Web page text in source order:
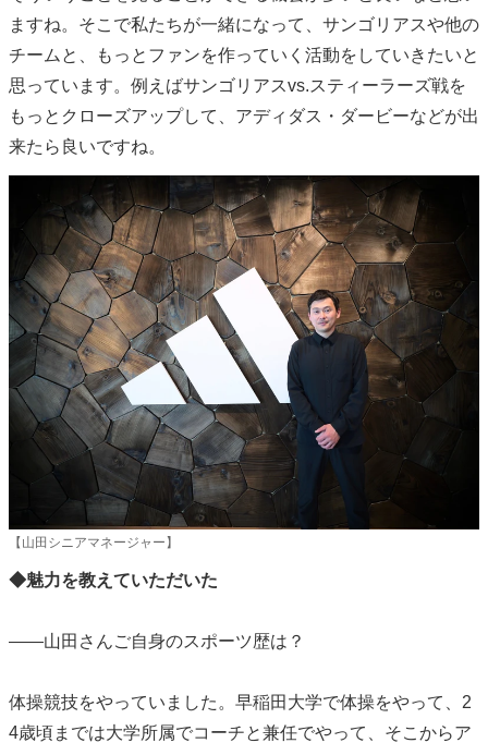
ますね。そこで私たちが一緒になって、サンゴリアスや他の
チームと、もっとファンを作っていく活動をしていきたいと
思っています。例えばサンゴリアスvs.スティーラーズ戦を
もっとクローズアップして、アディダス・ダービーなどが出
来たら良いですね。
【山田シニアマネージャー】
◆魅力を教えていただいた
――山田さんご自身のスポーツ歴は？
体操競技をやっていました。早稲田大学で体操をやって、2
4歳頃までは大学所属でコーチと兼任でやって、そこからア